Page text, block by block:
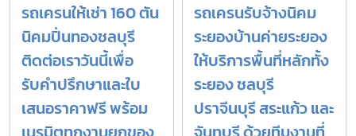
รถเครนให้เช่า 160 ตัน
นิคมปิ่นทองชลบุรี
ติดต่อเราวันนี้เพื่อ
รับคำปรึกษาและใบ
เสนอราคาฟรี พร้อม
รถเครนรับจ้างนิคม
ระยองบ้านค่ายระยอง
ให้บริการพื้นที่หลักทั้ง
ระยอง ชลบุรี
ปราจีนบุรี สระแก้ว และ